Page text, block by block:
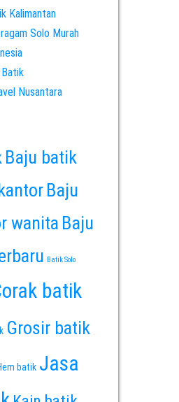
Kalimantan
Solo Murah
Nusantara
Baju batik
Baju
wanita Baju
Batik Solo
batik
Grosir batik
batik Jasa